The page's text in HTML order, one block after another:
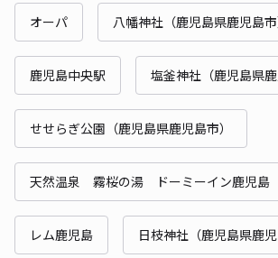
オーパ 八幡神社（鹿児島県鹿児島市
鹿児島中央駅 塩釜神社（鹿児島県鹿
せせらぎ公園（鹿児島県鹿児島市）
天然温泉 霧桜の湯 ドーミーイン鹿児島
レム鹿児島 日枝神社（鹿児島県鹿児